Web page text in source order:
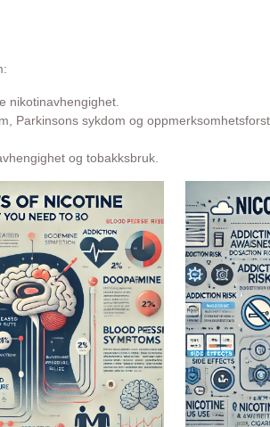
nikotinavhengighet.
Parkinsons sykdom og
og tobakksbruk.